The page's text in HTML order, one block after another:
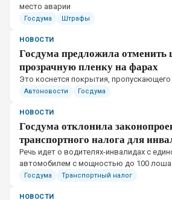
место аварии
Госдума Штрафы
НОВОСТИ
Госдума предложила
прозрачную пленку на фарах
Это коснется покрытия, пропускающего
Автоновости Госдума
НОВОСТИ
Госдума отклонила
транспортного налога для
Речь идет о водителях-инвалидах с
автомобилем с мощностью до 100
Госдума Транспортный налог
НОВОСТИ